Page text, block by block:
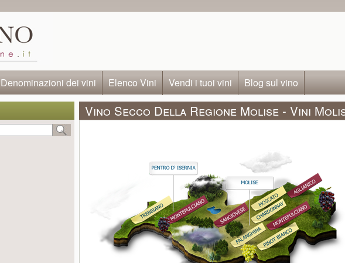
Denominazioni dei vini Elenco Vini Vendi i tuoi vini Blog sul vino
Vino Secco Della Regione Molise - Vini